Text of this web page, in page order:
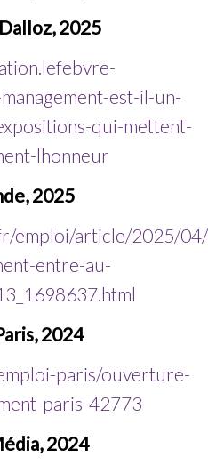
2025
est-il-un-
qui-mettent-
lhonneur
2025
emploi/article/2025/
entre-au-
2024
paris/ouverture-
paris-42773
2024